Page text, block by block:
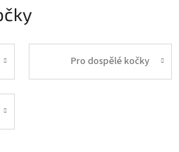
Pro dospělé kočky